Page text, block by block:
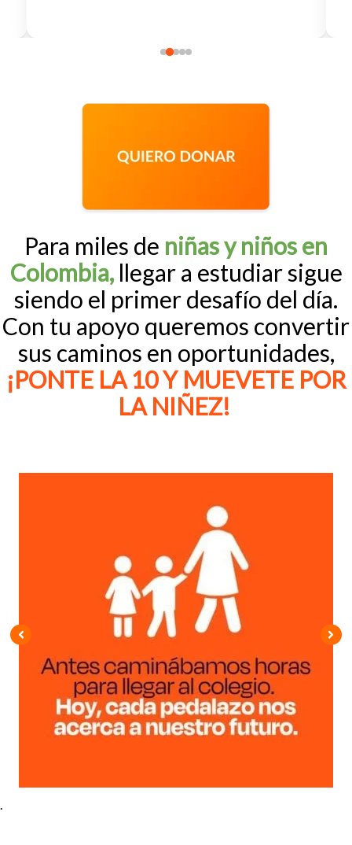
Para miles de niñas y niños en
Colombia,llegar a estudiar sigue
siendo el primer desafío del día.
Con tu apoyo queremos convertir
sus caminos en oportunidades,
¡PONTE LA 10 Y MUEVETE POR
LA NIÑEZ!